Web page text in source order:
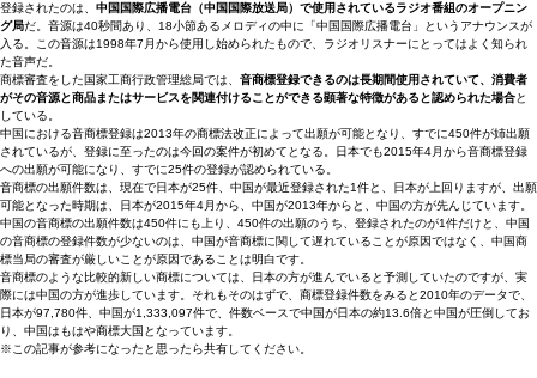
登録されたのは、 中国国際広播電台（中国国際放送局）で使用されているラジオ番組のオープニン
グ局だ。音源は40秒間あり、18小節あるメロディの中に「中国国際広播電台」というアナウンスが
入る。この音源は1998年7月から使用し始められたもので、ラジオリスナーにとってはよく知られ
た音声だ。
商標審査をした国家工商行政管理総局では、 音商標登録できるのは長期間使用されていて、消費者
がその音源と商品またはサービスを関連付けることができる顕著な特徴があると認められた場合と
している。
中国における音商標登録は2013年の商標法改正によって出願が可能となり、すでに450件が姉出願
されているが、登録に至ったのは今回の案件が初めてとなる。日本でも2015年4月から音商標登録
への出願が可能になり、すでに25件の登録が認められている。
音商標の出願件数は、現在で日本が25件、中国が最近登録された1件と、日本が上回りますが、出願
可能となった時期は、日本が2015年4月から、中国が2013年からと、中国の方が先んじています。
中国の音商標の出願件数は450件にも上り、450件の出願のうち、登録されたのが1件だけと、中国
の音商標の登録件数が少ないのは、中国が音商標に関して遅れていることが原因ではなく、中国商
標当局の審査が厳しいことが原因であることは明白です。
音商標のような比較的新しい商標については、日本の方が進んでいると予測していたのですが、実
際には中国の方が進歩しています。それもそのはずで、商標登録件数をみると2010年のデータで、
日本が97,780件、中国が1,333,097件で、件数ベースで中国が日本の約13.6倍と中国が圧倒してお
り、中国はもはや商標大国となっています。
※この記事が参考になったと思ったら共有してください。